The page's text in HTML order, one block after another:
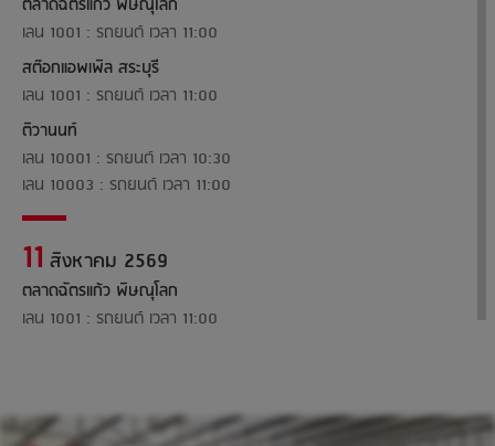
ตลาดฉัตรแก้ว พิษณุโลก
เลน 1001 : รถยนต์ เวลา 11:00
สต๊อกแอพเพิล สระบุรี
เลน 1001 : รถยนต์ เวลา 11:00
ติวานนท์
เลน 10001 : รถยนต์ เวลา 10:30
เลน 10003 : รถยนต์ เวลา 11:00
11 สิงหาคม 2569
ตลาดฉัตรแก้ว พิษณุโลก
เลน 1001 : รถยนต์ เวลา 11:00
เลน 10002 : รถยนต์ เวลา 10:30
เลน 10003 : รถยนต์ เวลา 10:30